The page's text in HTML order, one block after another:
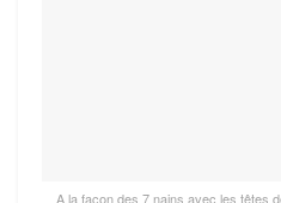
A la façon des 7 nains avec les têtes